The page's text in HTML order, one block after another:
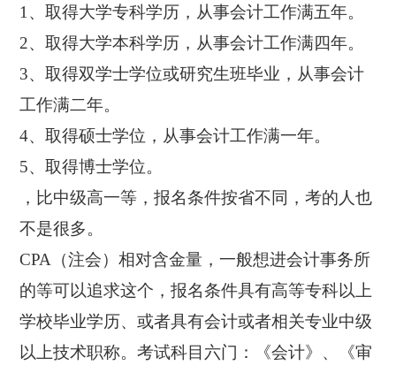
1、取得大学专科学历，从事会计工作满五年。
2、取得大学本科学历，从事会计工作满四年。
3、取得双学士学位或研究生班毕业，从事会计
工作满二年。
4、取得硕士学位，从事会计工作满一年。
5、取得博士学位。
，比中级高一等，报名条件按省不同，考的人也
不是很多。
CPA（注会）相对含金量，一般想进会计事务所
的等可以追求这个，报名条件具有高等专科以上
学校毕业学历、或者具有会计或者相关专业中级
以上技术职称。考试科目六门：《会计》、《审